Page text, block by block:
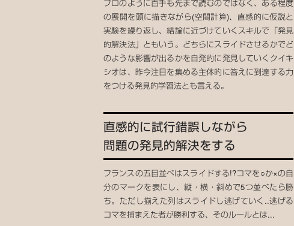
プロのように百手も先まで読むのではなく、ある程度
の展開を頭に描きながら(空間計算)、直感的に仮説と
実験を繰り返し、結論に近づけていくスキルで「発見
的解決法」ともいう。どちらにスライドさせるかでど
のような影響が出るかを自発的に発見していくクイキ
シオは、昨今注目を集める主体的に答えに到達する力
をつける発見的学習法とも言える。
直感的に試行錯誤しながら
問題の発見的解決をする
フランスの五目並べはスライドする!?コマを○か×の自
分のマークを表にし、縦・横・斜めで5つ並べたら勝
ち。ただし揃えた列はスライドし逃げていく..逃げる
コマを捕まえた者が勝利する、そのルールとは...